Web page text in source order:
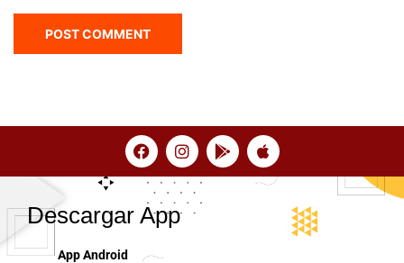
Descargar App
App Android